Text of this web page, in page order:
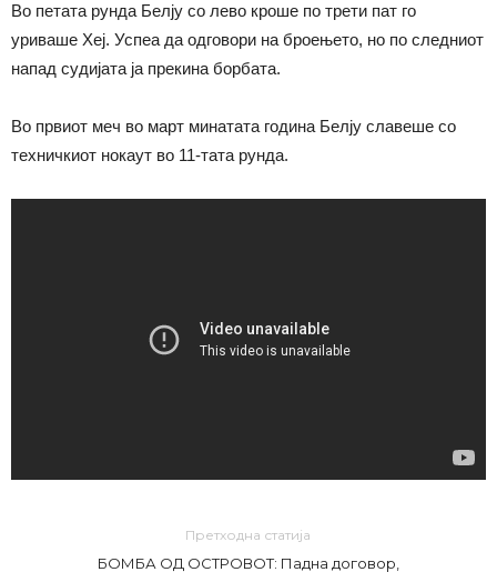
Во петата рунда Белју со лево кроше по трети пат го
уриваше Хеј. Успеа да одговори на броењето, но по следниот
напад судијата ја прекина борбата.
Во првиот меч во март минатата година Белју славеше со
техничкиот нокаут во 11-тата рунда.
Претходна статија
БОМБА ОД ОСТРОВОТ: Падна договор,